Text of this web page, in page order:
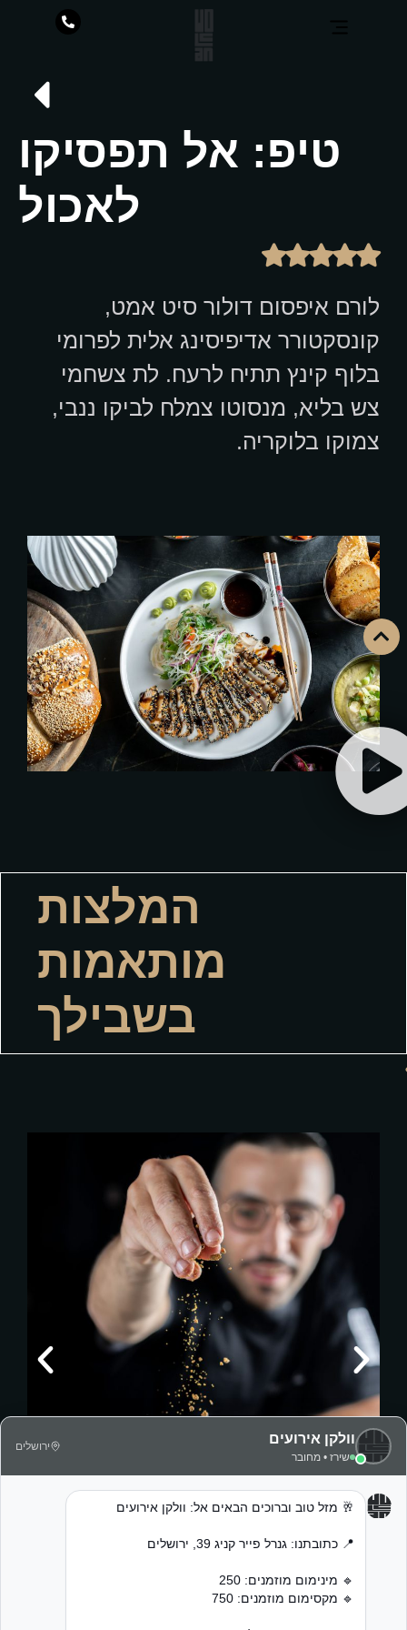
טיפ: אל תפסיקו
לאכול
לורם איפסום דולור סיט אמט,
קונסקטורר אדיפיסינג אלית לפרומי
בלוף קינץ תתיח לרעח. לת צשחמי
צש בליא, מנסוטו צמלח לביקו ננבי,
צמוקו בלוקריה.
המלצות
מותאמות
בשבילך